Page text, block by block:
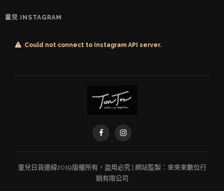
童兒 INSTAGRAM
Could not connect to Instagram API server.
童兒日貨連線2019版權所有，盜用必究 | 網站監製： 來來來數位行
銷有限公司